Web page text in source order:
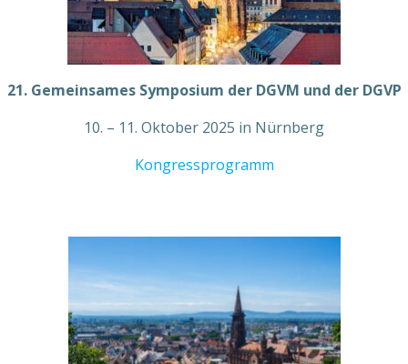
21. Gemeinsames Symposium der DGVM und der DGVP
10. – 11. Oktober 2025 in Nürnberg
Kongressprogramm